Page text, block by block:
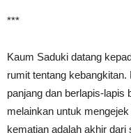
***
Kaum Saduki datang
rumit tentang
panjang dan berlapis-lapis
melainkan untuk
kematian adalah akhir dari